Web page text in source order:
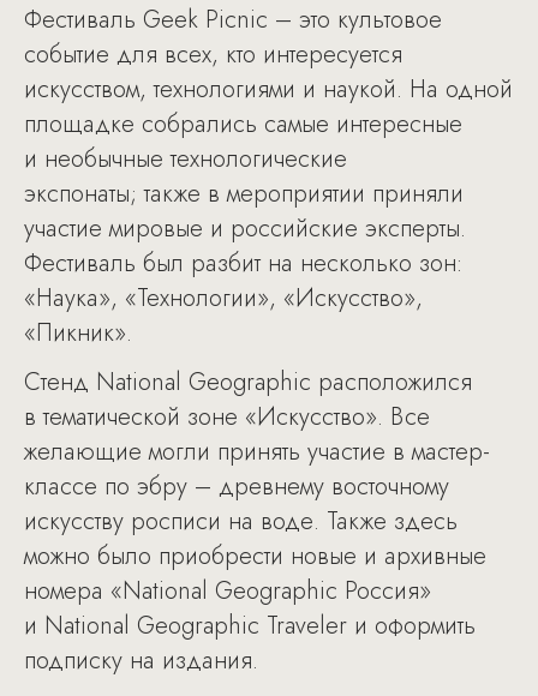
Фестиваль Geek Picnic – это культовое
событие для всех, кто интересуется
искусством, технологиями и наукой. На одной
площадке собрались самые интересные
и необычные технологические
экспонаты; также в мероприятии приняли
участие мировые и российские эксперты.
Фестиваль был разбит на несколько зон:
«Наука», «Технологии», «Искусство»,
«Пикник».
Стенд National Geographic расположился
в тематической зоне «Искусство». Все
желающие могли принять участие в мастер-
классе по эбру – древнему восточному
искусству росписи на воде. Также здесь
можно было приобрести новые и архивные
номера «National Geographic Россия»
и National Geographic Traveler и оформить
подписку на издания.